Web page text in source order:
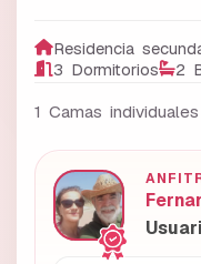
Residencia
3 Dormitorios
2
1 Camas